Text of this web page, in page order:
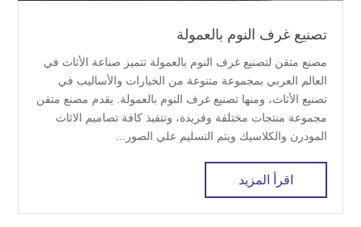
تصنيع غرف النوم بالعمولة
مصنع متقن لتصنيع غرف النوم بالعمولة تتميز صناعة الأثاث في
العالم العربي بمجموعة متنوعة من الخيارات والأساليب في
تصنيع الأثاث، ومنها تصنيع غرف النوم بالعمولة. يقدم مصنع متقن
مجموعة منتجات مختلفة وفريدة، وتنفيذ كافة تصاميم الاثاث
المودرن والكلاسيك ويتم التسليم علي الصور...
اقرأ المزيد